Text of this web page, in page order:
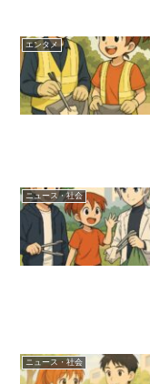
エンタメ
ニュース・社会
ニュース・社会